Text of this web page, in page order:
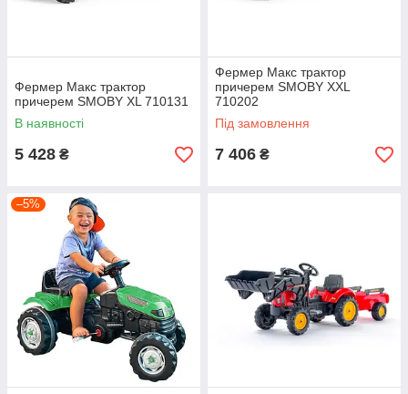
Фермер Макс трактор
причерем SMOBY XL 710131
В наявності
5 428 ₴
Фермер Макс трактор
причерем SMOBY XXL
710202
Під замовлення
7 406 ₴
–5%